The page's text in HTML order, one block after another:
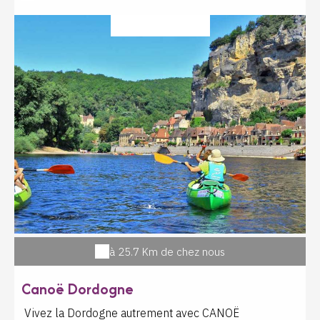
à Saint Vincent de Cosse à la maison d'hôtes Les
Hauts de Saint Vincent face au château des Milandes.
Fabrice ou Sébastien, tous deux pilotes certifiés vous
embarqueront à bord de leur nacelle pour 4 ou 6
passagers maximum , et vous vivrez une expérience
inoubliable avec vos proches Prestation de 3 heures
environ dont 1 heure de vol - Parking à disposition sur
le terrain d'envol - Retour par notre équipe au point
d'envol. Prestation soumise aux conditions météo -
une confirmation de vol sera donnée la veille par SMS
ou téléphone En cas d'annulation, un report sera
proposé jusqu'à ce que les conditions météo soient
réunies. Vols entre avril et fin octobre
à 25.7 Km de chez nous
Canoë Dordogne
Vivez la Dordogne autrement avec CANOË